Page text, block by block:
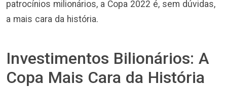
patrocínios milionários, a Copa 2022 é, sem dúvidas,
a mais cara da história.
Investimentos Bilionários: A
Copa Mais Cara da História